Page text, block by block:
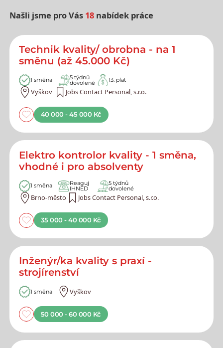
Našli jsme pro Vás 18 nabídek práce
Nejnovější nabídky práce
Technik kvality/ obrobna - na 1
směnu (až 45.000 Kč)
1 směna 5 týdnů
dovolené 13. plat
Vyškov Jobs Contact Personal, s.r.o.
40 000 - 45 000 Kč
Elektro kontrolor kvality - 1 směna,
vhodné i pro absolventy
1 směna Reaguj
IHNED
5 týdnů
dovolené
Brno-město Jobs Contact Personal, s.r.o.
35 000 - 40 000 Kč
Inženýr/ka kvality s praxí -
strojírenství
1 směna Vyškov
50 000 - 60 000 Kč